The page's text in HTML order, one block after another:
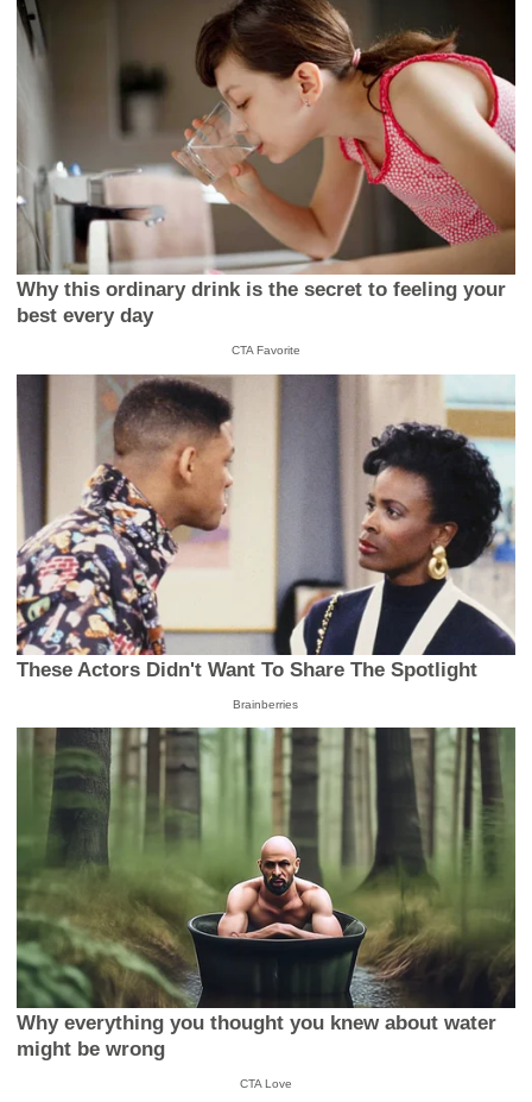
Why this ordinary drink is the secret to feeling your
best every day
CTA Favorite
These Actors Didn't Want To Share The Spotlight
Brainberries
Why everything you thought you knew about water
might be wrong
CTA Love